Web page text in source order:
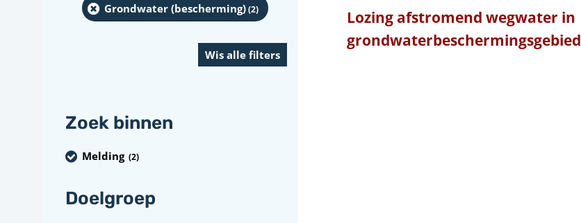
Lozing afstromend wegwater in
grondwaterbeschermingsgebied
Grondwater (bescherming)(2)
Zoek binnen
Melding (2)
Doelgroep